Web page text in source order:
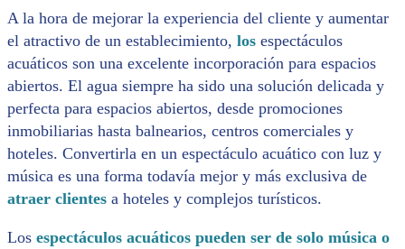
A la hora de mejorar la experiencia del cliente y aumentar
el atractivo de un establecimiento, los espectáculos
acuáticos son una excelente incorporación para espacios
abiertos. El agua siempre ha sido una solución delicada y
perfecta para espacios abiertos, desde promociones
inmobiliarias hasta balnearios, centros comerciales y
hoteles. Convertirla en un espectáculo acuático con luz y
música es una forma todavía mejor y más exclusiva de
atraer clientes a hoteles y complejos turísticos.
Los espectáculos acuáticos pueden ser de solo música o